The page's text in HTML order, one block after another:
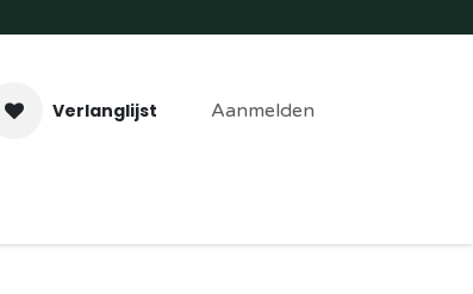
Verlanglijst Aanmelden